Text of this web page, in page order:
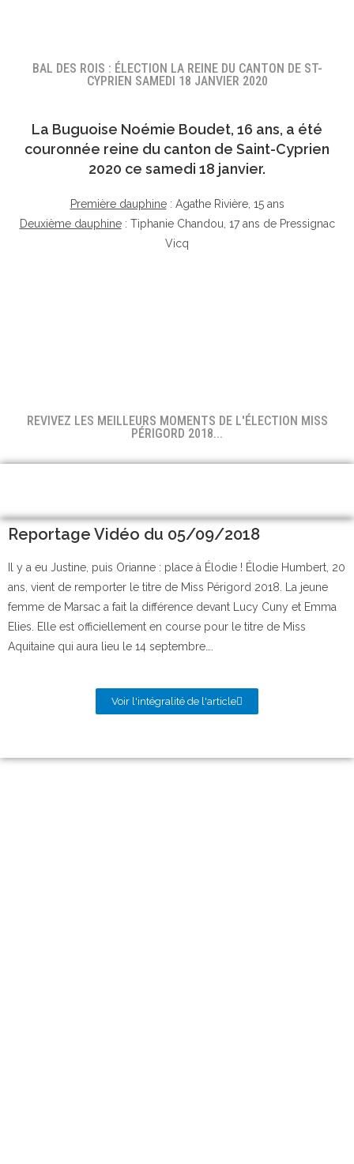
BAL DES ROIS : ÉLECTION LA REINE DU CANTON DE ST-
CYPRIEN SAMEDI 18 JANVIER 2020
La Buguoise Noémie Boudet, 16 ans, a été
couronnée reine du canton de Saint-Cyprien
2020 ce samedi 18 janvier.
Première dauphine: Agathe Rivière, 15 ans
Deuxième dauphine: Tiphanie Chandou, 17 ans de Pressignac
Vicq
REVIVEZ LES MEILLEURS MOMENTS DE L'ÉLECTION MISS
PÉRIGORD 2018...
Reportage Vidéo du 05/09/2018
Il y a eu Justine, puis Orianne : place à Élodie ! Élodie Humbert, 20
ans, vient de remporter le titre de Miss Périgord 2018. La jeune
femme de Marsac a fait la différence devant Lucy Cuny et Emma
Elies. Elle est officiellement en course pour le titre de Miss
Aquitaine qui aura lieu le 14 septembre….
Voir l'intégralité de l'article